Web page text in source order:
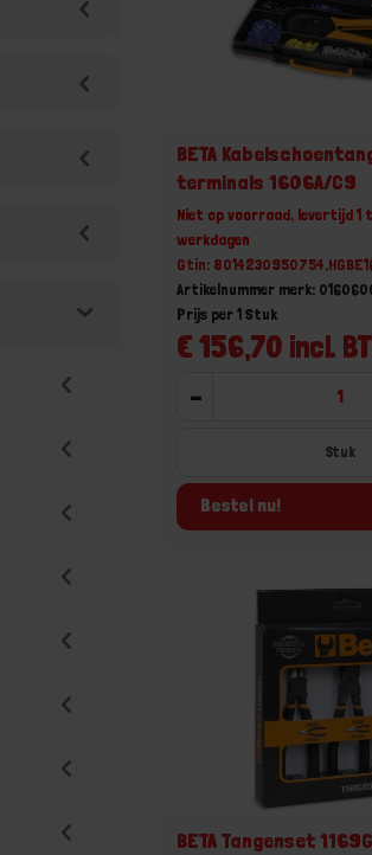
BETA
terminals 1606A/C9
Niet op voorraad, levertijd 1
werkdagen
Gtin:
Artikelnummer merk:
€ 156,70 incl.
Prijs per 1 Stuk
-
Stuk
Bestel nu!
BETA Tangenset